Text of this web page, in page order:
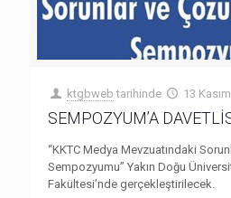
ktgbweb tarihinde 13
SEMPOZYUM’A
“KKTC Medya Mevzuatındaki
Sempozyumu” Yakın Doğu
Fakültesi’nde gerçekleştirilecek.